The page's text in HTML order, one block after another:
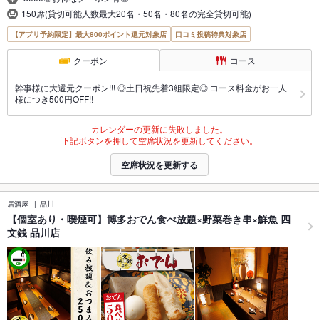
150席(貸切可能人数最大20名・50名・80名の完全貸切可能)
【アプリ予約限定】最大800ポイント還元対象店 口コミ投稿特典対象店
クーポン コース
幹事様に大還元クーポン!!! ◎土日祝先着3組限定◎ コース料金がお一人
様につき500円OFF!!
カレンダーの更新に失敗しました。
下記ボタンを押して空席状況を更新してください。
空席状況を更新する
居酒屋 品川
【個室あり・喫煙可】博多おでん食べ放題×野菜巻き串×鮮魚 四
文銭 品川店